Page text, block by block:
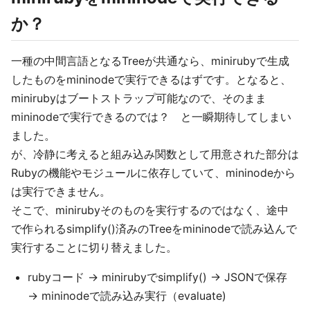
か？
一種の中間言語となるTreeが共通なら、minirubyで生成
したものをmininodeで実行できるはずです。となると、
minirubyはブートストラップ可能なので、そのまま
mininodeで実行できるのでは？ と一瞬期待してしまい
ました。
が、冷静に考えると組み込み関数として用意された部分は
Rubyの機能やモジュールに依存していて、mininodeから
は実行できません。
そこで、minirubyそのものを実行するのではなく、途中
で作られるsimplify()済みのTreeをmininodeで読み込んで
実行することに切り替えました。
rubyコード → minirubyでsimplify() → JSONで保存
→ mininodeで読み込み実行（evaluate)